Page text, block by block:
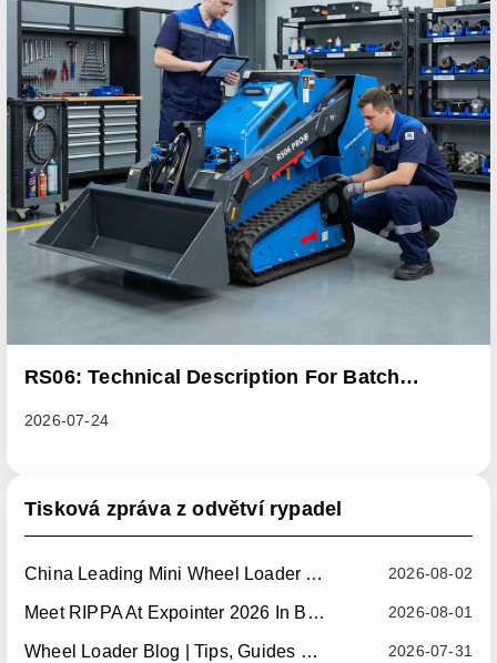
RS06: Technical Description For Batch
2026-07-24
Tisková zpráva z odvětví rypadel
2026-08-02
China Leading Mini Wheel Loader Supplier: Reliable Compact Wheel Loaders For Global Markets
2026-08-01
Meet RIPPA At Expointer 2026 In Brazil
2026-07-31
Wheel Loader Blog | Tips, Guides & Attachments